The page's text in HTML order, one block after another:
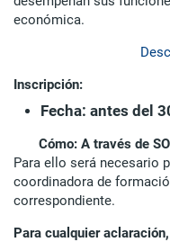
económica.
Inscripción:
Fecha: antes del
Cómo: A través de
Para ello será necesario
coordinadora de
correspondiente.
Para cualquier